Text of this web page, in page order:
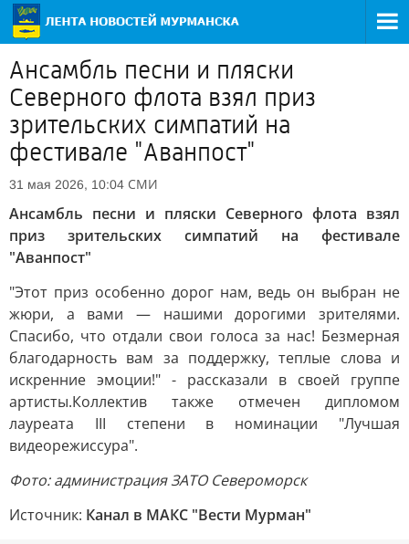
Ансамбль песни и пляски
Северного флота взял приз
зрительских симпатий на
фестивале "Аванпост"
31 мая 2026, 10:04 СМИ
Ансамбль песни и пляски Северного флота взял
приз зрительских симпатий на фестивале
"Аванпост"
"Этот приз особенно дорог нам, ведь он выбран не
жюри, а вами — нашими дорогими зрителями.
Спасибо, что отдали свои голоса за нас! Безмерная
благодарность вам за поддержку, теплые слова и
искренние эмоции!" - рассказали в своей группе
артисты.Коллектив также отмечен дипломом
лауреата III степени в номинации "Лучшая
видеорежиссура".
Фото: администрация ЗАТО Североморск
Источник: Канал в МАКС "Вести Мурман"